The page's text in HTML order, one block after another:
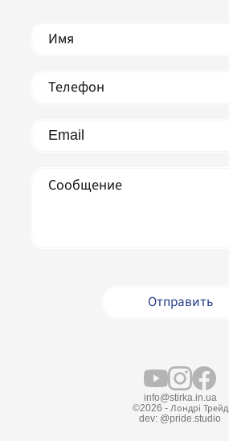
info@stirka.in.ua
©2026 - Лондрі Трейд
dev: @pride.studio